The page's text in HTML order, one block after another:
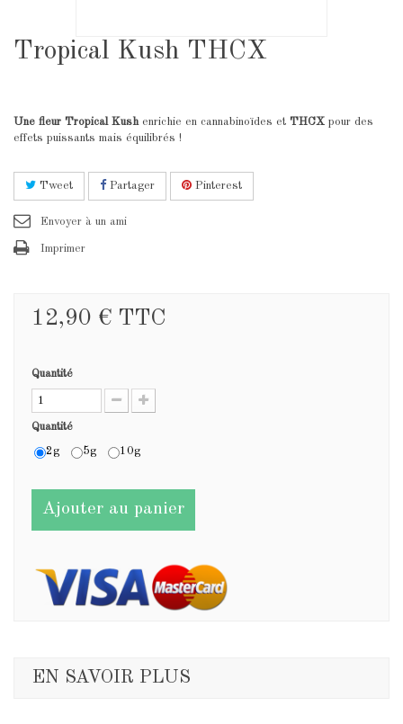
Tropical Kush THCX
Une fleur Tropical Kush enrichie en cannabinoïdes et THCX pour des
effets puissants mais équilibrés !
Tweet Partager Pinterest
Envoyer à un ami
Imprimer
12,90 € TTC
Quantité
Quantité
2g 5g 10g
Ajouter au panier
EN SAVOIR PLUS